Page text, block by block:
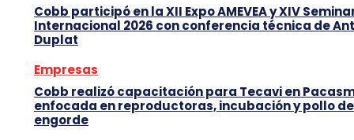
Cobb participó en la XII Expo AMEVEA y XIV
Internacional 2026 con conferencia técnica de
Duplat
Empresas
Cobb realizó capacitación para Tecavi en
enfocada en reproductoras, incubación y pollo de
engorde